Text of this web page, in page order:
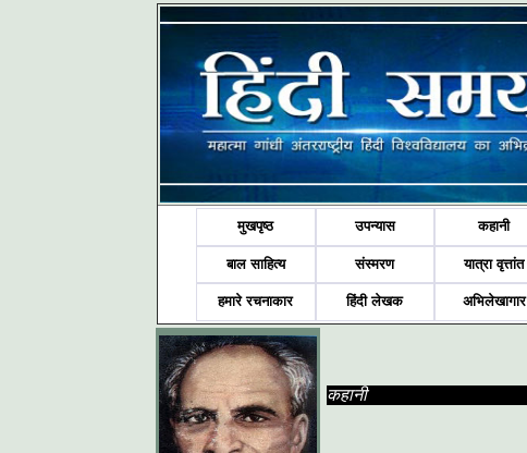
मुखपृष्ठ उपन्यास कहानी
बाल साहित्य संस्मरण यात्रा वृत्तांत
हमारे रचनाकार हिंदी लेखक अभिलेखागार
कहानी